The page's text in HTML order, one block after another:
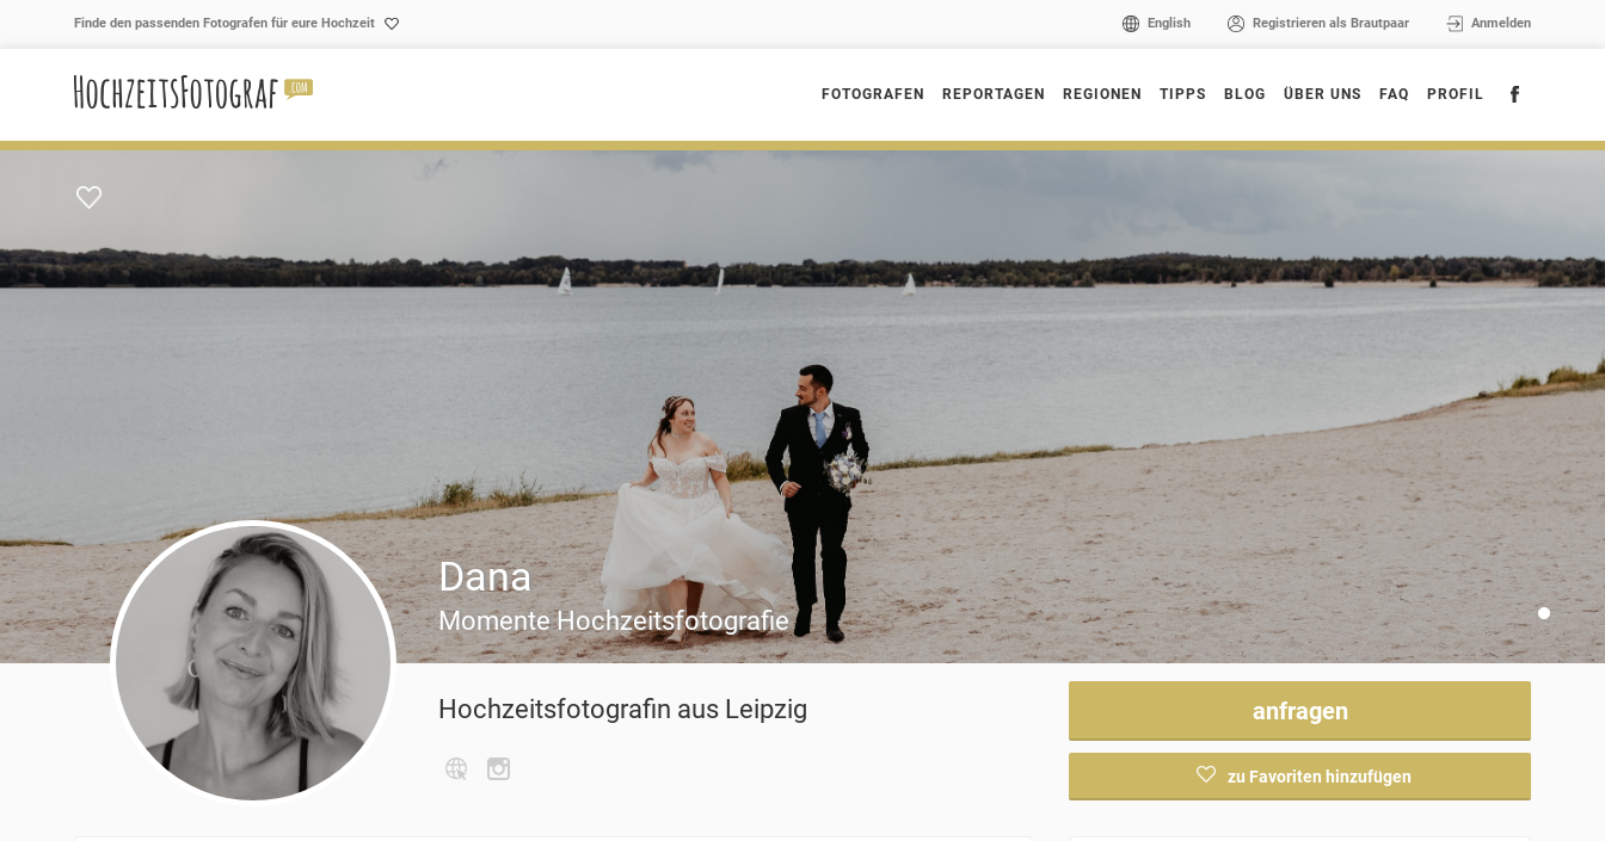
Finde den passenden Fotografen für eure Hochzeit English Registrieren als Brautpaar Anmelden
FOTOGRAFEN REPORTAGEN REGIONEN TIPPS BLOG ÜBER UNS FAQ PROFIL
Dana
Momente Hochzeitsfotografie
Hochzeitsfotografin aus Leipzig anfragen
zu Favoriten hinzufügen